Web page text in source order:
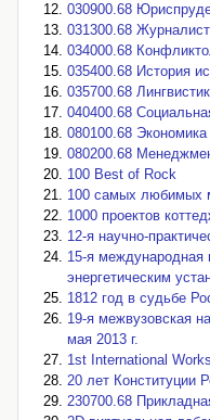
030900.68
031300.68
034000.68
035400.68 История
035700.68
040400.68
080100.68 Экономика
080200.68
100 Best of Rock
100 самых любимых
1000 проектов
12-я научно-
15-я международная
энергетическим
1812 год в судьбе
19-я межвузовская
мая 2013 г.
1st International
20 лет Конституции
230700.68